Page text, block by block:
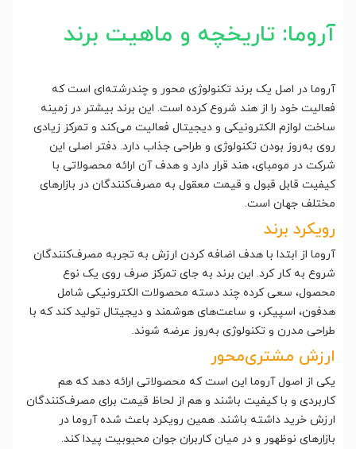
آروما: تاریخچه و ماهیت برند
آروما در اصل یک برند تکنولوژی محور و چندرشته‌ای است که
فعالیت خود را از هند شروع کرده است. این برند بیشتر در زمینه
ساخت لوازم الکترونیکی و دیجیتال فعالیت می‌کند و تمرکز زیادی
روی به‌روز بودن تکنولوژی و طراحی جذاب دارد. دفتر اصلی این
شرکت در مومبای، هند قرار دارد و هدف آن ارائه محصولاتی با
کیفیت قابل قبول و قیمت معقول به مصرف‌کنندگان در بازارهای
مختلف جهان است.
رویکرد برند
آروما از ابتدا با هدف اضافه کردن ارزش به تجربه مصرف‌کنندگان
شروع به کار کرد. این برند به جای تمرکز صرف روی یک نوع
محصول، سعی کرده چند دسته محصولات الکترونیکی شامل
هدفون، اسپیکر، و ساعت‌های هوشمند و دیجیتال تولید کند که با
طراحی مدرن و تکنولوژی به‌روز عرضه شوند.
ارزش مشتری‌محور
یکی از اصول آروما این است که محصولاتی ارائه دهد که هم
کاربردی و با کیفیت باشند و هم از لحاظ قیمت برای مصرف‌کنندگان
ارزش خرید داشته باشند. همین رویکرد باعث شده آروما در
بازارهای نوظهور و در میان کاربران جوان محبوبیت پیدا کند.